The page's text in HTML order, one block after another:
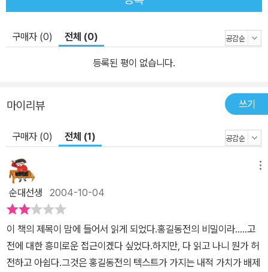
구매자 (0) 전체 (0)
등록된 평이 없습니다.
마이리뷰 쓰기
구매자 (0) 전체 (1)
순대선생 2004-10-04
이 책의 제목이 맘에 들어서 읽게 되었다.홍길동전의 비밀이라.....고
전에 대한 흥미로운 접근이겠다 싶었다.하지만, 다 읽고 나니 뭔가 허
전하고 아쉽다.그것은 홍길동전의 텍스트가 가지는 내적 가치가 배제